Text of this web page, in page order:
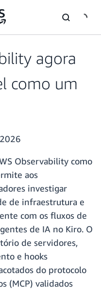
agora
como um
Observability como
aos
investigar
de infraestrutura e
com os fluxos de
de IA no Kiro. O
de servidores,
e hooks
do protocolo
(MCP) validados